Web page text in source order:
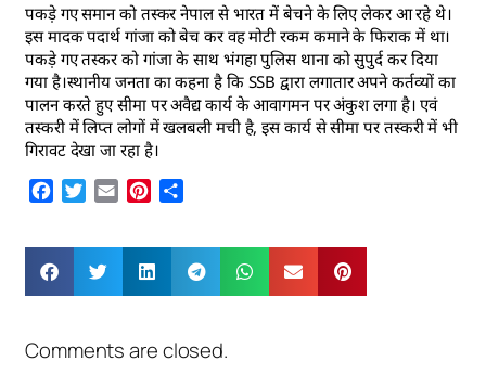
पकड़े गए समान को तस्कर नेपाल से भारत में बेचने के लिए लेकर आ रहे थे।
इस मादक पदार्थ गांजा को बेच कर वह मोटी रकम कमाने के फिराक में था।
पकड़े गए तस्कर को गांजा के साथ भंगहा पुलिस थाना को सुपुर्द कर दिया
गया है।स्थानीय जनता का कहना है कि SSB द्वारा लगातार अपने कर्तव्यों का
पालन करते हुए सीमा पर अवैद्य कार्य के आवागमन पर अंकुश लगा है। एवं
तस्करी में लिप्त लोगों में खलबली मची है, इस कार्य से सीमा पर तस्करी में भी
गिरावट देखा जा रहा है।
Facebook
Twitter
Email Pinterest
Comments are closed.